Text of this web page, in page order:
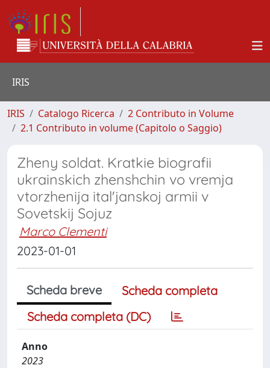
IRIS
IRIS Catalogo Ricerca
2 Contributo in Volume
2.1 Contributo in volume (Capitolo o Saggio)
Zheny soldat. Kratkie biografii
ukrainskich zhenshchin vo vremja
vtorzhenija ital'janskoj armii v
Sovetskij Sojuz
Marco Clementi
2023-01-01
Scheda breve
Scheda completa
Scheda completa (DC)
Anno
2023